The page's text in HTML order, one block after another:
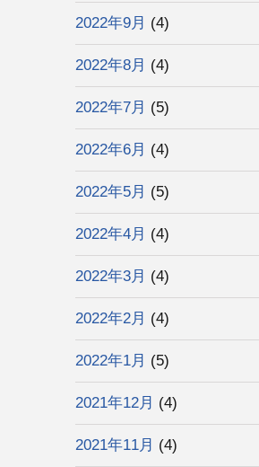
2022年9月 (4)
2022年8月 (4)
2022年7月 (5)
2022年6月 (4)
2022年5月 (5)
2022年4月 (4)
2022年3月 (4)
2022年2月 (4)
2022年1月 (5)
2021年12月 (4)
2021年11月 (4)